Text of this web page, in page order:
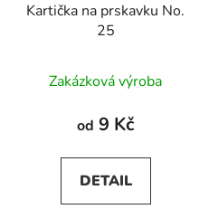
Kartička na prskavku No.
25
Zakázková výroba
od 9 Kč
DETAIL